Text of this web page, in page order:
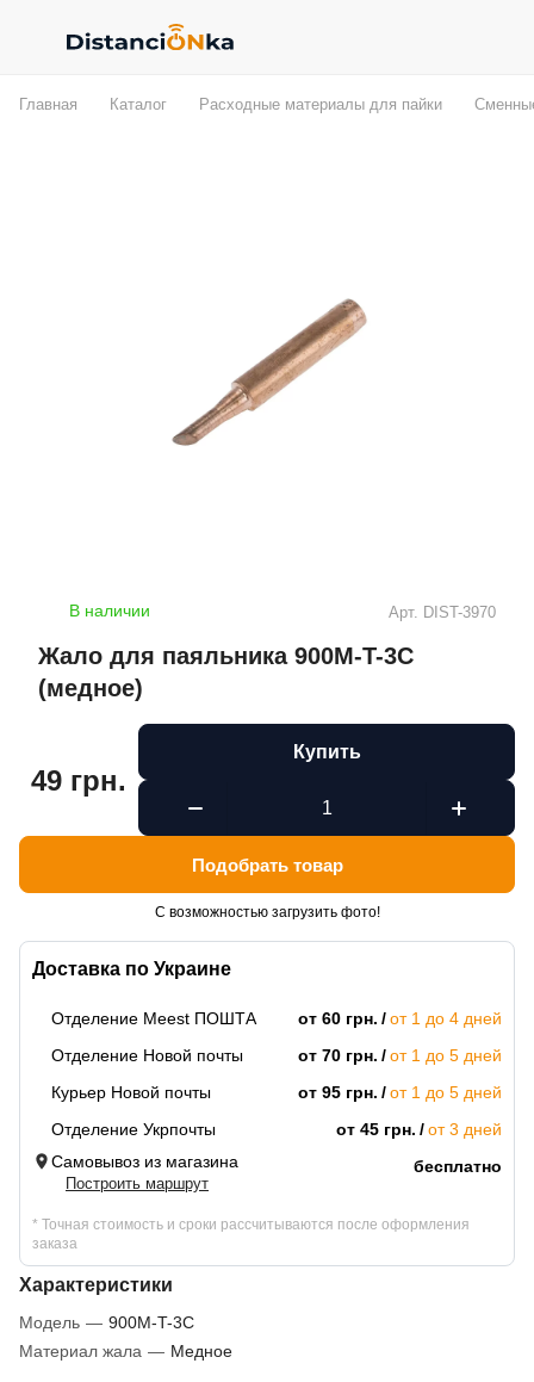
Главная Каталог Расходные материалы для пайки
В наличии Арт. DIST-3970
Жало для паяльника 900M-T-3C
(медное)
Доставка по Украине
Отделение Meest ПОШТА от 60 грн.
от 1 до 4 дней
Отделение Новой почты
от 70 грн.
от 1 до 5 дней
Курьер Новой почты
от 95 грн.
от 1 до 5 дней
Отделение Укрпочты
от 45 грн.
от 3 дней
Самовывоз из магазина
Построить маршрут
бесплатно
* Точная стоимость и сроки рассчитываются после оформления
заказа
Характеристики
Модель — 900M-T-3C
Материал жала — Медное
49 грн.
Купить
Подобрать товар
С возможностью загрузить фото!